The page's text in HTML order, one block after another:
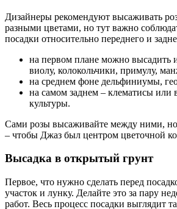
Дизайнеры рекомендуют высаживать
разными цветами, но тут важно
посадки относительно переднего и
на первом плане можно высадить
виолу, колокольчики, примулу,
на среднем фоне дельфиниумы,
на самом заднем – клематисы или
культуры.
Сами розы высаживайте между ними, но
– чтобы Джаз был центром цветочной
Высадка в открытый грунт
Первое, что нужно сделать перед
участок и лунку. Делайте это за пару
работ. Весь процесс посадки выглядит